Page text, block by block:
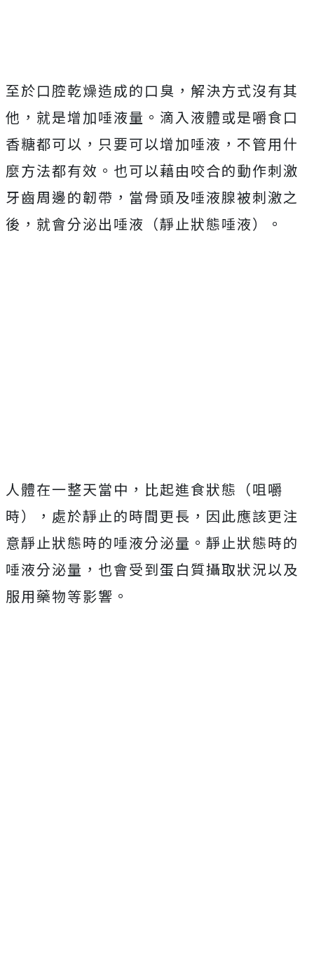
至於口腔乾燥造成的口臭，解決方式沒有其
他，就是增加唾液量。滴入液體或是嚼食口
香糖都可以，只要可以增加唾液，不管用什
麼方法都有效。也可以藉由咬合的動作刺激
牙齒周邊的韌帶，當骨頭及唾液腺被刺激之
後，就會分泌出唾液（靜止狀態唾液）。
人體在一整天當中，比起進食狀態（咀嚼
時），處於靜止的時間更長，因此應該更注
意靜止狀態時的唾液分泌量。靜止狀態時的
唾液分泌量，也會受到蛋白質攝取狀況以及
服用藥物等影響。